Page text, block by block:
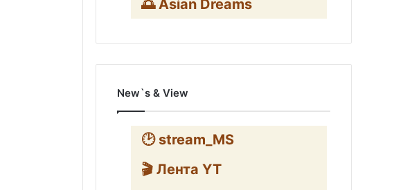
🌅 Asian Dreams
New`s & View
🕑 stream_MS
🎬 Лента YT